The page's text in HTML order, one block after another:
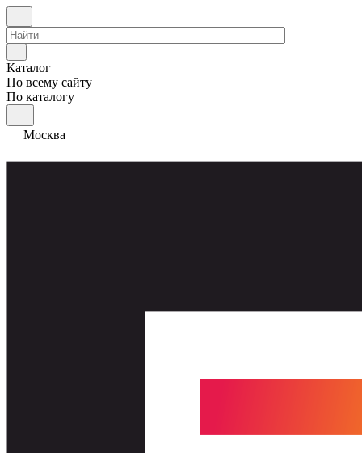
Каталог
По всему сайту
По каталогу
Москва